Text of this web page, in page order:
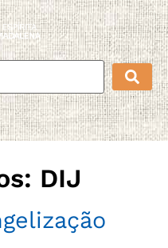
DIJ